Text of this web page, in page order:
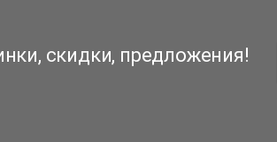
скидки, предложения!